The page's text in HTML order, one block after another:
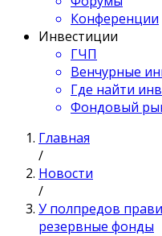
Конференции
Инвестиции
ГЧП
Венчурные
Где найти
Фондовый
Главная
/
Новости
/
У полпредов
резервные фонды